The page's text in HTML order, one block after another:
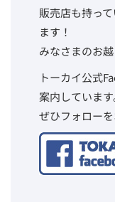
販売店も持っ
ます！
みなさまのお
トーカイ公式
案内しています
ぜひフォロー